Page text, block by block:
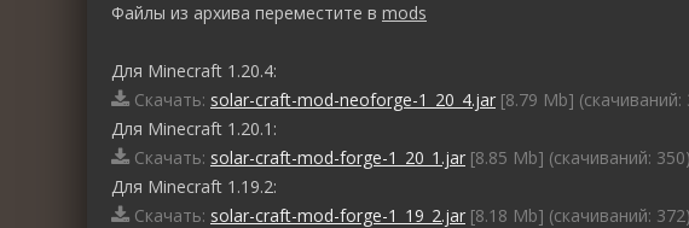
Файлы из архива переместите в mods
Для Minecraft 1.20.4:
Скачать: solar-craft-mod-neoforge-1_20_4.jar [8.79 Mb] (cкачиваний:
Для Minecraft 1.20.1:
Скачать: solar-craft-mod-forge-1_20_1.jar [8.85 Mb] (cкачиваний: 350)
Для Minecraft 1.19.2:
Скачать: solar-craft-mod-forge-1_19_2.jar [8.18 Mb] (cкачиваний: 372)